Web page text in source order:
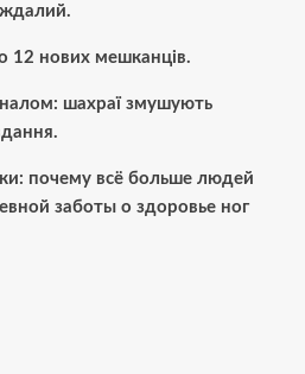
12 нових мешканців.
шахраї змушують
почему всё больше людей
заботы о здоровье ног